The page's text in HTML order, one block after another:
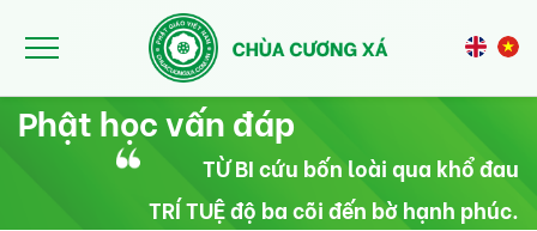
Phật học vấn đáp
TỪ BI cứu bốn loài qua khổ đau
TRÍ TUỆ độ ba cõi đến bờ hạnh phúc.